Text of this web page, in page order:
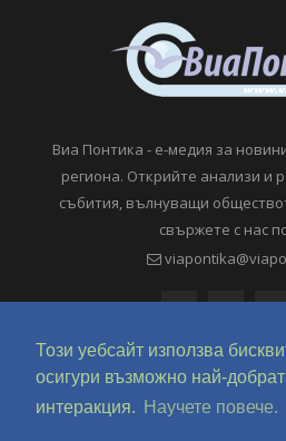
Този уебсайт използва
осигури възможно най-
интеракция.
Научете повече.
Виа Понтика - е-медия за
региона. Открийте анализи и
събития, вълнуващи
свържете с нас